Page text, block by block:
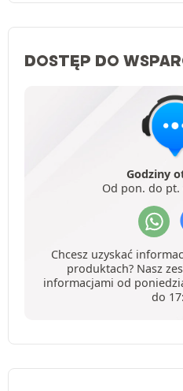
DOSTĘP DO
Godziny
Od pon. do pt.
Chcesz uzyskać
produktach? Nasz
informacjami od
do